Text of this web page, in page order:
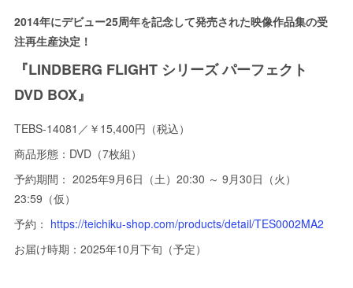
2014年にデビュー25周年を記念して発売された映像作品集の受
注再生産決定！
『LINDBERG FLIGHT シリーズ パーフェクト
DVD BOX』
TEBS-14081／￥15,400円（税込）
商品形態：DVD（7枚組）
予約期間： 2025年9月6日（土）20:30 ～ 9月30日（火）
23:59（仮）
予約： https://teichiku-shop.com/products/detail/TES0002MA2
お届け時期：2025年10月下旬（予定）